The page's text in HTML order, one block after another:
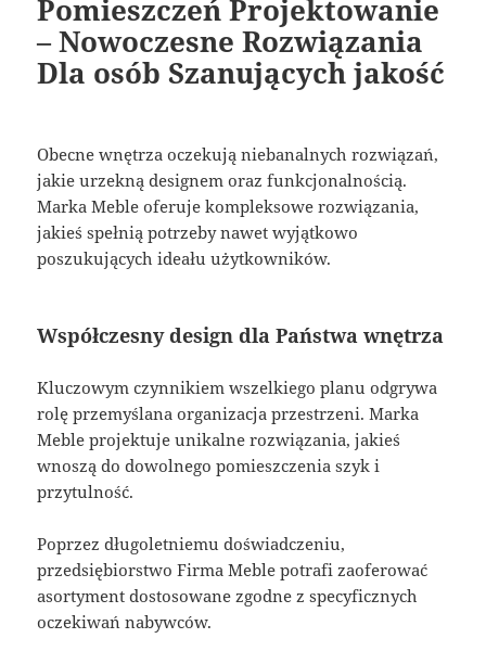
Pomieszczeń Projektowanie
– Nowoczesne Rozwiązania
Dla osób Szanujących jakość
Obecne wnętrza oczekują niebanalnych rozwiązań,
jakie urzekną designem oraz funkcjonalnością.
Marka Meble oferuje kompleksowe rozwiązania,
jakieś spełnią potrzeby nawet wyjątkowo
poszukujących ideału użytkowników.
Współczesny design dla Państwa wnętrza
Kluczowym czynnikiem wszelkiego planu odgrywa
rolę przemyślana organizacja przestrzeni. Marka
Meble projektuje unikalne rozwiązania, jakieś
wnoszą do dowolnego pomieszczenia szyk i
przytulność.
Poprzez długoletniemu doświadczeniu,
przedsiębiorstwo Firma Meble potrafi zaoferować
asortyment dostosowane zgodne z specyficznych
oczekiwań nabywców.